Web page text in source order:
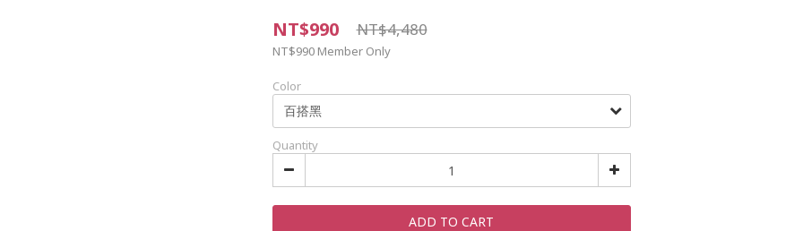
NT$990 NT$4,480
NT$990 Member Only
Color
Quantity
ADD TO CART